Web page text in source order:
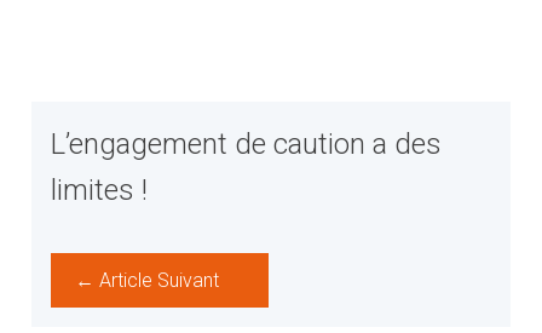
L’engagement de caution a des
limites !
← Article Suivant